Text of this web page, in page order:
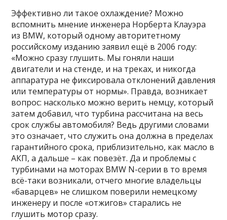
Эффективно ли такое охлаждение? Можно
вспомнить мнение инженера Норберта Клауэра
из BMW, который одному авторитетному
российскому изданию заявил ещё в 2006 году:
«Можно сразу глушить. Мы гоняли наши
двигатели и на стенде, и на треках, и никогда
аппаратура не фиксировала отклонений давления
или температуры от нормы». Правда, возникает
вопрос: насколько можно верить немцу, который
затем добавил, что турбина рассчитана на весь
срок службы автомобиля? Ведь другими словами
это означает, что служить она должна в пределах
гарантийного срока, приблизительно, как масло в
АКП, а дальше – как повезёт. Да и проблемы с
турбинами на моторах BMW N-серии в то время
всё-таки возникали, отчего многие владельцы
«баварцев» не слишком поверили немецкому
инженеру и после «отжигов» старались не
глушить мотор сразу.